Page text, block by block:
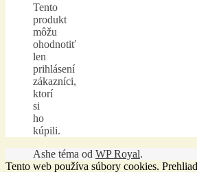
Tento
produkt
môžu
ohodnotiť
len
prihlásení
zákazníci,
ktorí
si
ho
kúpili.
Ashe téma od WP Royal.
Tento web používa súbory cookies.